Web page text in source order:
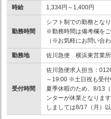
時給 1,334円～1,400円
勤務時間
シフト制での勤務となり
※勤務時間は備考欄を
（※お気軽にお問い合
勤務地 佐川急便 横浜東営業所
受付時間
佐川急便求人担当：
～19:00 ※土日祝も受
夏季休暇のため、8/13
ンターが休業となりま
しましては8/17（月）